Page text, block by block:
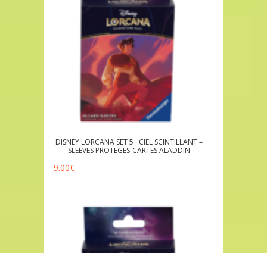
DISNEY LORCANA SET 5 : CIEL SCINTILLANT –
SLEEVES PROTEGES-CARTES ALADDIN
9.00€